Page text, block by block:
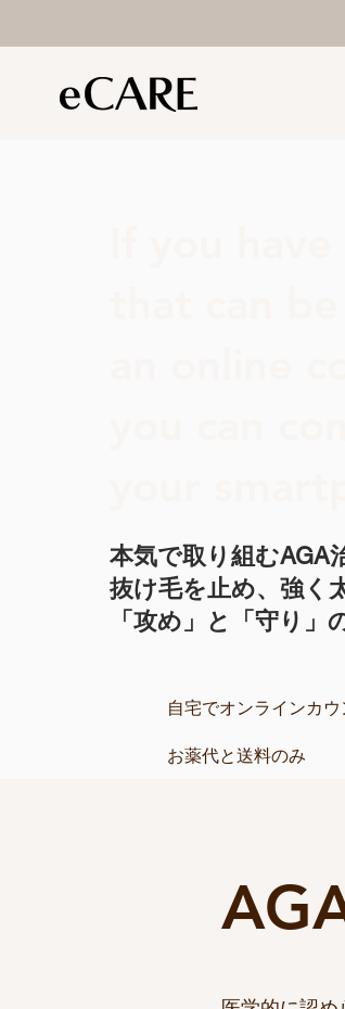
本気で取り組むAGA
抜け毛を止め、強く
「攻め」と「守り」
自宅でオンラインカ
​お薬代と送料のみ